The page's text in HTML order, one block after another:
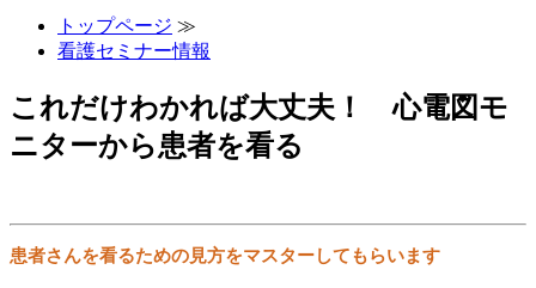
トップページ ≫
看護セミナー情報
これだけわかれば大丈夫！ 心電図モ
ニターから患者を看る
患者さんを看るための見方をマスターしてもらいます